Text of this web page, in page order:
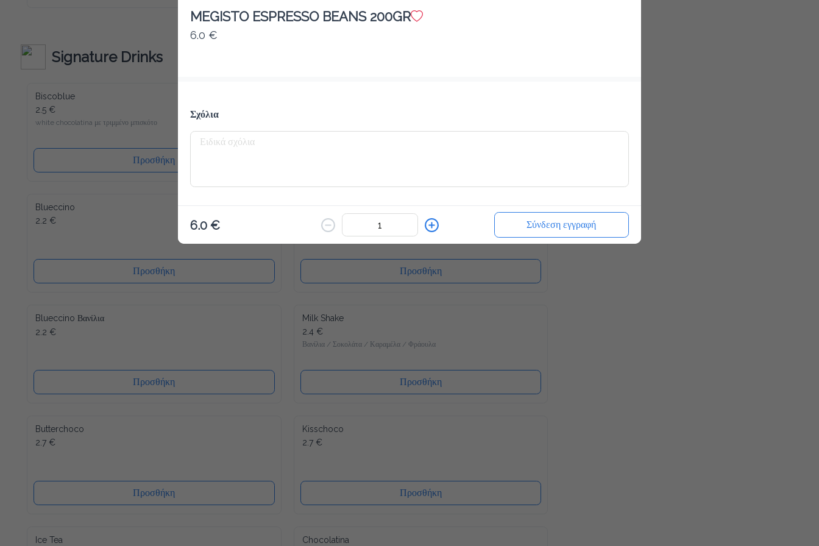
θερμίδες και είναι άνευ ζάχαρης, μπορούμε να σας εγγυηθούμε
την τυπική Latte Macchiato γεύση! Γλυκύτητα χωρίς τύψεις
- και αυτό ακόμα γεμάτο βιταμίνες και μέταλλα. Το Slim
Coffee περιέχει επίσης καφεΐνη.
Signature Drinks
Biscoblue
2.5 €
white chocolatina με τριμμένο μπισκότο
Προσθήκη
Blueccino
2.2 €
Προσθήκη
1.8 €
Προσθήκη
Blueccino Βανίλια
2.2 €
Προσθήκη
Milk Shake
2.4 €
Βανίλια / Σοκολάτα / Καραμέλα / Φράουλα
Προσθήκη
Butterchoco
2.7 €
Προσθήκη
Kisschoco
2.7 €
Προσθήκη
Ice Tea
Chocolatina
MEGISTO ESPRESSO BEANS 200GR
6.0 €
Σχόλια
6.0 € Σύνδεση εγγραφή